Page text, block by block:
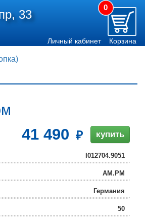
33
0
Личный кабинет Корзина
41 490 купить
I012704.9051
AM.PM
Германия
50